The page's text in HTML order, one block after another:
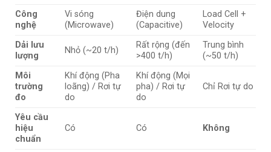
Công
nghệ
Vi sóng
(Microwave)
Điện dung
(Capacitive)
Load Cell +
Velocity
Dải lưu
lượng
Nhỏ (~20 t/h)
Rất rộng (đến
>400 t/h)
Trung bình
(~50 t/h)
Môi
trường
đo
Khí động (Pha
loãng) / Rơi tự
do
Khí động (Mọi
pha) / Rơi tự
do
Chỉ Rơi tự do
Yêu cầu
hiệu
chuẩn
Có Có Không